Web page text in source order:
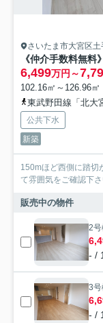
さいたま市大宮区土
6,499万円～
102.16㎡～126.96
東武野田線「北大
公共下水
新築
150mほど西側に踏切
て雰囲気をご確認下さ
販売中の物件
2号
- /
3号
- /